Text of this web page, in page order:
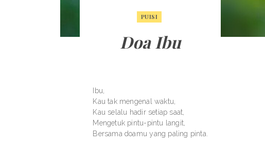
PUISI
Doa Ibu
Ibu,
Kau tak mengenal waktu,
Kau selalu hadir setiap saat,
Mengetuk pintu-pintu langit,
Bersama doamu yang paling pinta.